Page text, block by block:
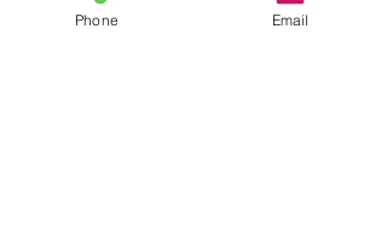
ab 370.- €
Phone Email